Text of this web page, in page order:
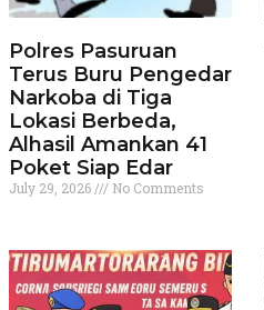
Polres Pasuruan
Terus Buru Pengedar
Narkoba di Tiga
Lokasi Berbeda,
Alhasil Amankan 41
Poket Siap Edar
July 29, 2026 No Comments